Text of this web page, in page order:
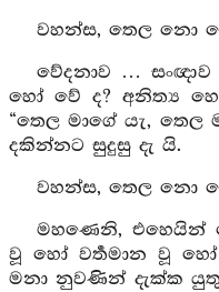
වහන්ස, තෙල නො
වේදනාව …
හෝ වේ ද? අනිත්‍ය
“තෙල මාගේ යැ,
දකින්නට සුදුසු දැ යි.
වහන්ස, තෙල නො
මහණෙනි, එහෙයින්
වූ හෝ වර්‍තමාන වූ
මනා නුවණින් දැක්ක